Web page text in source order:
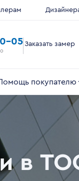
05 Заказать замер
покупателю
в